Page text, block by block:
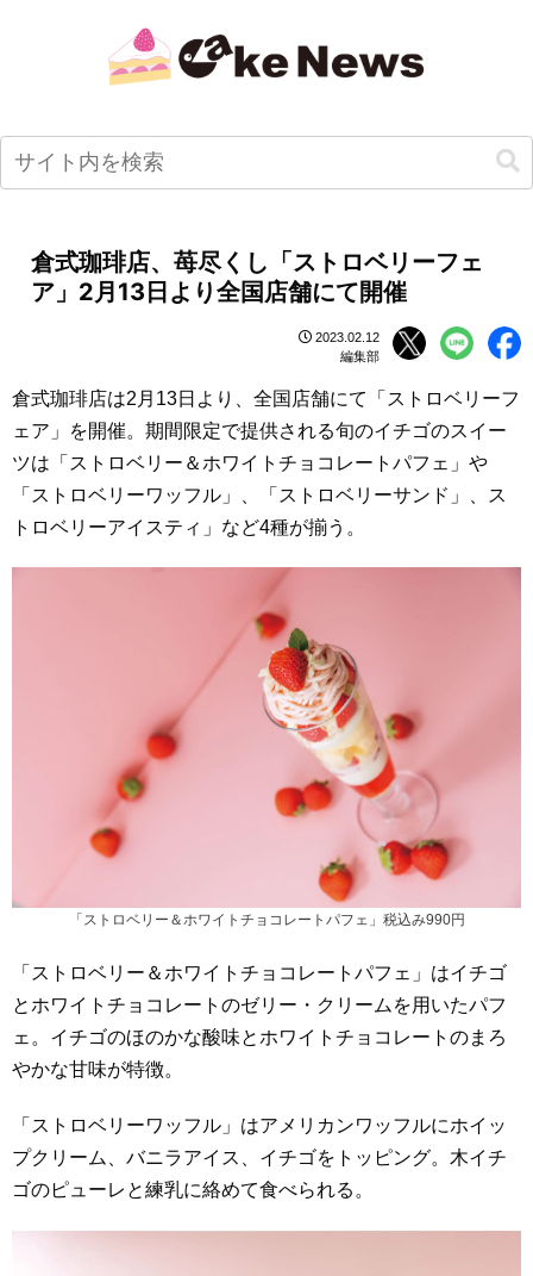
倉式珈琲店、苺尽くし「ストロベリーフェ
ア」2月13日より全国店舗にて開催
2023.02.12
編集部
倉式珈琲店は2月13日より、全国店舗にて「ストロベリーフ
ェア」を開催。期間限定で提供される旬のイチゴのスイー
ツは「ストロベリー＆ホワイトチョコレートパフェ」や
「ストロベリーワッフル」、「ストロベリーサンド」、ス
トロベリーアイスティ」など4種が揃う。
「ストロベリー＆ホワイトチョコレートパフェ」税込み990円
「ストロベリー＆ホワイトチョコレートパフェ」はイチゴ
とホワイトチョコレートのゼリー・クリームを用いたパフ
ェ。イチゴのほのかな酸味とホワイトチョコレートのまろ
やかな甘味が特徴。
「ストロベリーワッフル」はアメリカンワッフルにホイッ
プクリーム、バニラアイス、イチゴをトッピング。木イチ
ゴのピューレと練乳に絡めて食べられる。